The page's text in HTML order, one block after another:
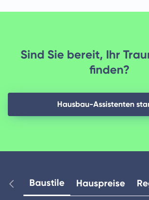
Sind Sie bereit, Ihr
finden?
Hausbau-Assistenten
Baustile Hauspreise